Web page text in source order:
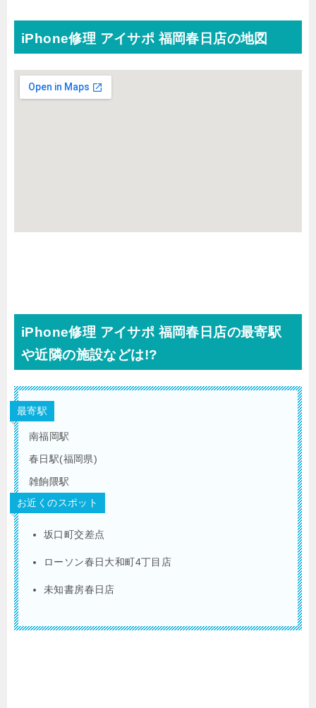
iPhone修理 アイサポ 福岡春日店の地図
iPhone修理 アイサポ 福岡春日店の最寄駅
や近隣の施設などは!?
最寄駅
南福岡駅
春日駅(福岡県)
雑餉隈駅
お近くのスポット
坂口町交差点
ローソン春日大和町4丁目店
未知書房春日店